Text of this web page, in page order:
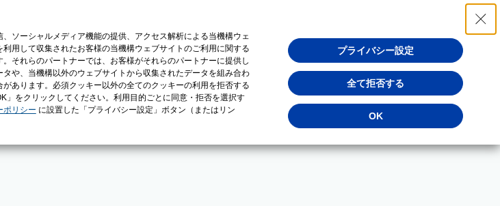
ソーシャルメディア機能の提供、アクセス解析による当機構ウェ
用して収集されたお客様の当機構ウェブサイトのご利用に関する
それらのパートナーでは、お客様がそれらのパートナーに提供し
や、当機構以外のウェブサイトから収集されたデータを組み合わ
あります。必須クッキー以外の全てのクッキーの利用を拒否する
をクリックしてください。利用目的ごとに同意・拒否を選択す
ポリシー に設置した「プライバシー設定」ボタン（またはリン
プライバシー設定
全て拒否する
OK